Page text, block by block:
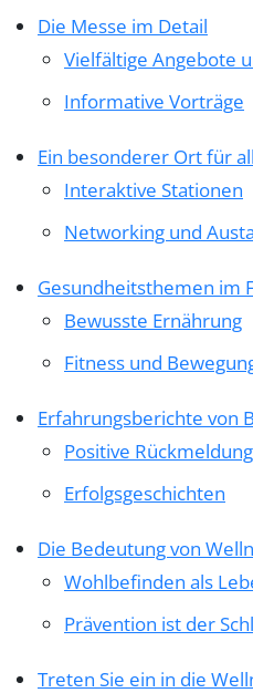
Die Messe im Detail
Vielfältige Angebote
Informative Vorträge
Ein besonderer Ort für
Interaktive Stationen
Networking und
Gesundheitsthemen im
Bewusste Ernährung
Fitness und
Erfahrungsberichte von
Positive
Erfolgsgeschichten
Die Bedeutung von
Wohlbefinden als
Prävention ist der
Treten Sie ein in die